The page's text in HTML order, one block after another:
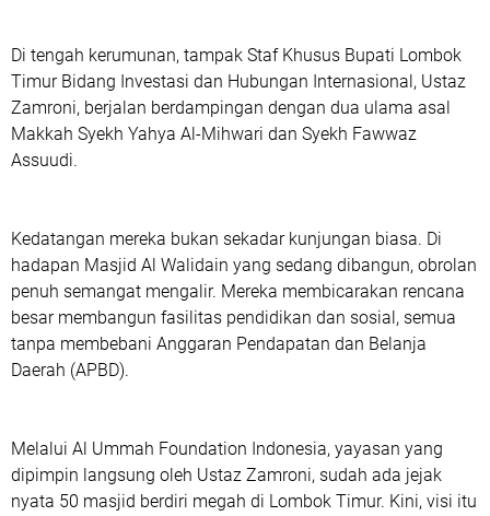
Di tengah kerumunan, tampak Staf Khusus Bupati Lombok
Timur Bidang Investasi dan Hubungan Internasional, Ustaz
Zamroni, berjalan berdampingan dengan dua ulama asal
Makkah Syekh Yahya Al-Mihwari dan Syekh Fawwaz
Assuudi.
Kedatangan mereka bukan sekadar kunjungan biasa. Di
hadapan Masjid Al Walidain yang sedang dibangun, obrolan
penuh semangat mengalir. Mereka membicarakan rencana
besar membangun fasilitas pendidikan dan sosial, semua
tanpa membebani Anggaran Pendapatan dan Belanja
Daerah (APBD).
Melalui Al Ummah Foundation Indonesia, yayasan yang
dipimpin langsung oleh Ustaz Zamroni, sudah ada jejak
nyata 50 masjid berdiri megah di Lombok Timur. Kini, visi itu